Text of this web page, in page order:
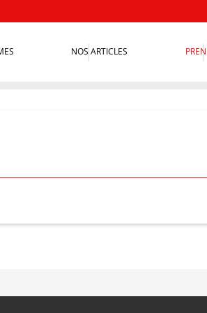
NOS ARTICLES